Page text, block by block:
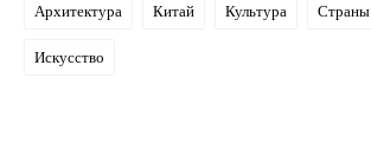
Архитектура Китай Культура Страны
Искусство